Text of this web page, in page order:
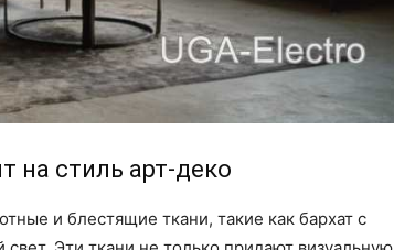
на стиль арт-деко
и блестящие ткани, такие как бархат с